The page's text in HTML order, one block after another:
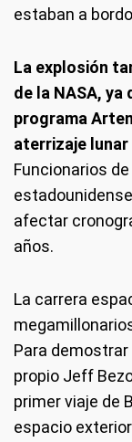
estaban a
La explosión
de la NASA, ya
programa
aterrizaje
Funcionarios
afectar
años.
La carrera
Para demostrar
propio Jeff
primer viaje de
espacio